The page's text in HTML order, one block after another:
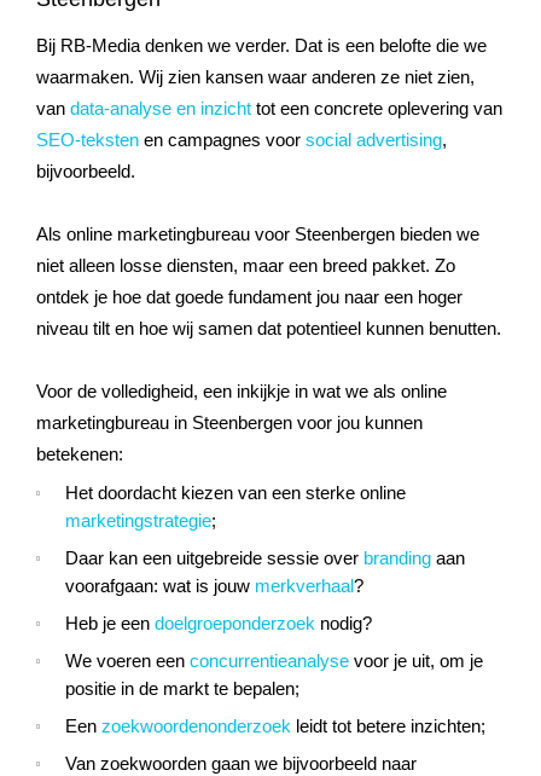
Bij RB-Media denken we verder. Dat is een belofte die we
waarmaken. Wij zien kansen waar anderen ze niet zien,
van data-analyse en inzicht tot een concrete oplevering van
SEO-teksten en campagnes voor social advertising,
bijvoorbeeld.
Als online marketingbureau voor Steenbergen bieden we
niet alleen losse diensten, maar een breed pakket. Zo
ontdek je hoe dat goede fundament jou naar een hoger
niveau tilt en hoe wij samen dat potentieel kunnen benutten.
Voor de volledigheid, een inkijkje in wat we als online
marketingbureau in Steenbergen voor jou kunnen
betekenen:
Het doordacht kiezen van een sterke online
marketingstrategie;
Daar kan een uitgebreide sessie over branding aan
voorafgaan: wat is jouw merkverhaal?
Heb je een doelgroeponderzoek nodig?
We voeren een concurrentieanalyse voor je uit, om je
positie in de markt te bepalen;
Een zoekwoordenonderzoek leidt tot betere inzichten;
Van zoekwoorden gaan we bijvoorbeeld naar